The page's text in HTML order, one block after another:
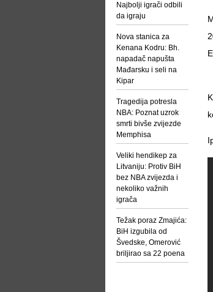
Najbolji igrači odbili
da igraju
Nova stanica za
Kenana Kodru: Bh.
napadač napušta
Mađarsku i seli na
Kipar
Tragedija potresla
NBA: Poznat uzrok
smrti bivše zvijezde
Memphisa
Veliki hendikep za
Litvaniju: Protiv BiH
bez NBA zvijezda i
nekoliko važnih
igrača
Težak poraz Zmajića:
BiH izgubila od
Švedske, Omerović
briljirao sa 22 poena